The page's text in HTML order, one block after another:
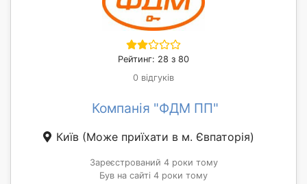
Рейтинг: 28 з 80
0 відгуків
Компанія "ФДМ ПП"
Київ (Може приїхати в м. Євпаторія)
Зареєстрований 4 роки тому
Був на сайті 4 роки тому